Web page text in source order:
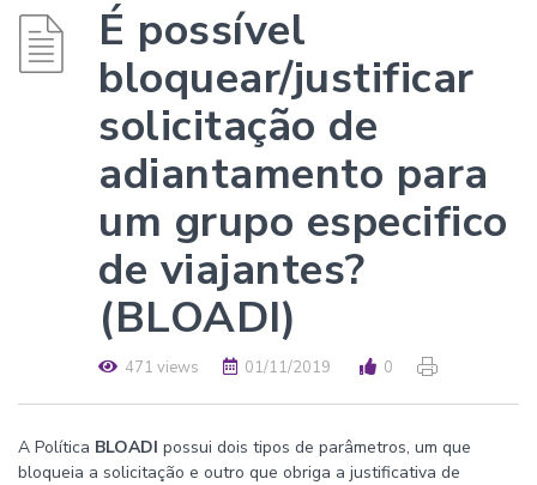
É possível
bloquear/justificar
solicitação de
adiantamento para
um grupo especifico
de viajantes?
(BLOADI)
471 views 01/11/2019 0
A Política BLOADI possui dois tipos de parâmetros, um que
bloqueia a solicitação e outro que obriga a justificativa de